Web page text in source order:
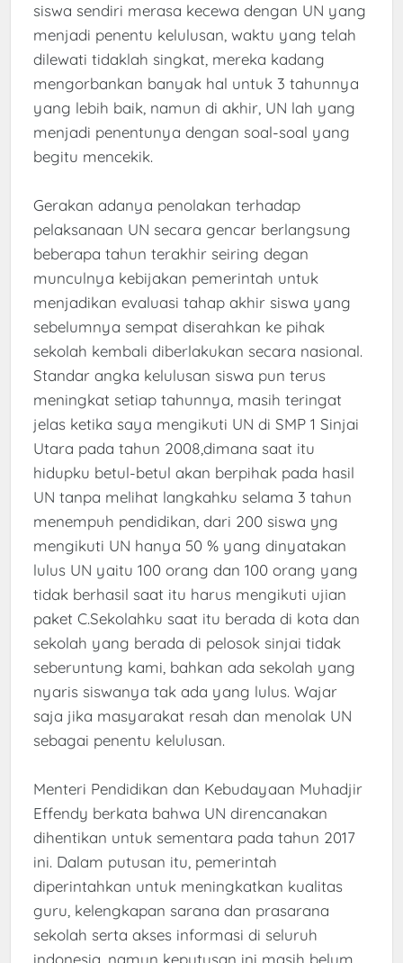
siswa sendiri merasa kecewa dengan UN yang
menjadi penentu kelulusan, waktu yang telah
dilewati tidaklah singkat, mereka kadang
mengorbankan banyak hal untuk 3 tahunnya
yang lebih baik, namun di akhir, UN lah yang
menjadi penentunya dengan soal-soal yang
begitu mencekik.
Gerakan adanya penolakan terhadap
pelaksanaan UN secara gencar berlangsung
beberapa tahun terakhir seiring degan
munculnya kebijakan pemerintah untuk
menjadikan evaluasi tahap akhir siswa yang
sebelumnya sempat diserahkan ke pihak
sekolah kembali diberlakukan secara nasional.
Standar angka kelulusan siswa pun terus
meningkat setiap tahunnya, masih teringat
jelas ketika saya mengikuti UN di SMP 1 Sinjai
Utara pada tahun 2008,dimana saat itu
hidupku betul-betul akan berpihak pada hasil
UN tanpa melihat langkahku selama 3 tahun
menempuh pendidikan, dari 200 siswa yng
mengikuti UN hanya 50 % yang dinyatakan
lulus UN yaitu 100 orang dan 100 orang yang
tidak berhasil saat itu harus mengikuti ujian
paket C.Sekolahku saat itu berada di kota dan
sekolah yang berada di pelosok sinjai tidak
seberuntung kami, bahkan ada sekolah yang
nyaris siswanya tak ada yang lulus. Wajar
saja jika masyarakat resah dan menolak UN
sebagai penentu kelulusan.
Menteri Pendidikan dan Kebudayaan Muhadjir
Effendy berkata bahwa UN direncanakan
dihentikan untuk sementara pada tahun 2017
ini. Dalam putusan itu, pemerintah
diperintahkan untuk meningkatkan kualitas
guru, kelengkapan sarana dan prasarana
sekolah serta akses informasi di seluruh